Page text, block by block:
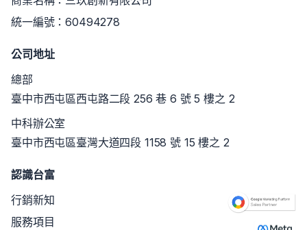
統一編號：60494278
公司地址
總部
臺中市西屯區西屯路二段 256 巷 6 號 5 樓之 2
中科辦公室
臺中市西屯區臺灣大道四段 1158 號 15 樓之 2
認識台富
行銷新知
服務項目